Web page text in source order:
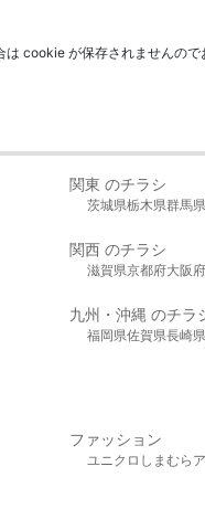
cookie が保存されませんので
関東 のチラシ
茨城県栃木県群馬県
関西 のチラシ
滋賀県京都府大阪府
九州・沖縄 のチラ
福岡県佐賀県長崎県
ファッション
ユニクロ しまむら